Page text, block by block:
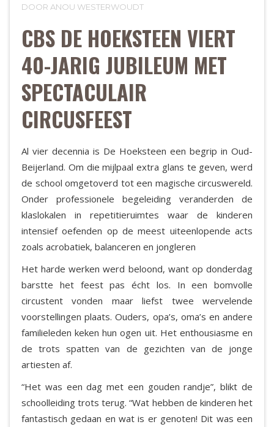
DOOR ANOU WESTERWOUDT
CBS DE HOEKSTEEN VIERT
40-JARIG JUBILEUM MET
SPECTACULAIR
CIRCUSFEEST
Al vier decennia is De Hoeksteen een begrip in Oud-
Beijerland. Om die mijlpaal extra glans te geven, werd
de school omgetoverd tot een magische circuswereld.
Onder professionele begeleiding veranderden de
klaslokalen in repetitieruimtes waar de kinderen
intensief oefenden op de meest uiteenlopende acts
zoals acrobatiek, balanceren en jongleren
Het harde werken werd beloond, want op donderdag
barstte het feest pas écht los. In een bomvolle
circustent vonden maar liefst twee wervelende
voorstellingen plaats. Ouders, opa’s, oma’s en andere
familieleden keken hun ogen uit. Het enthousiasme en
de trots spatten van de gezichten van de jonge
artiesten af.
“Het was een dag met een gouden randje”, blikt de
schoolleiding trots terug. “Wat hebben de kinderen het
fantastisch gedaan en wat is er genoten! Dit was een